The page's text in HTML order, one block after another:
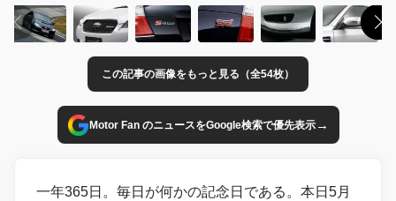
この記事の画像をもっと見る（全54枚）
Motor Fan のニュースをGoogle検索で優先表示→
一年365日。毎日が何かの記念日である。本日5月